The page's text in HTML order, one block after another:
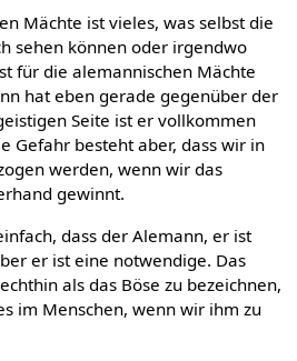
Mächte ist vieles, was selbst die
sehen können oder irgendwo
für die alemannischen Mächte
hat eben gerade gegenüber der
Seite ist er vollkommen
Gefahr besteht aber, dass wir in
werden, wenn wir das
gewinnt.
dass der Alemann, er ist
er ist eine notwendige. Das
als das Böse zu bezeichnen,
im Menschen, wenn wir ihm zu